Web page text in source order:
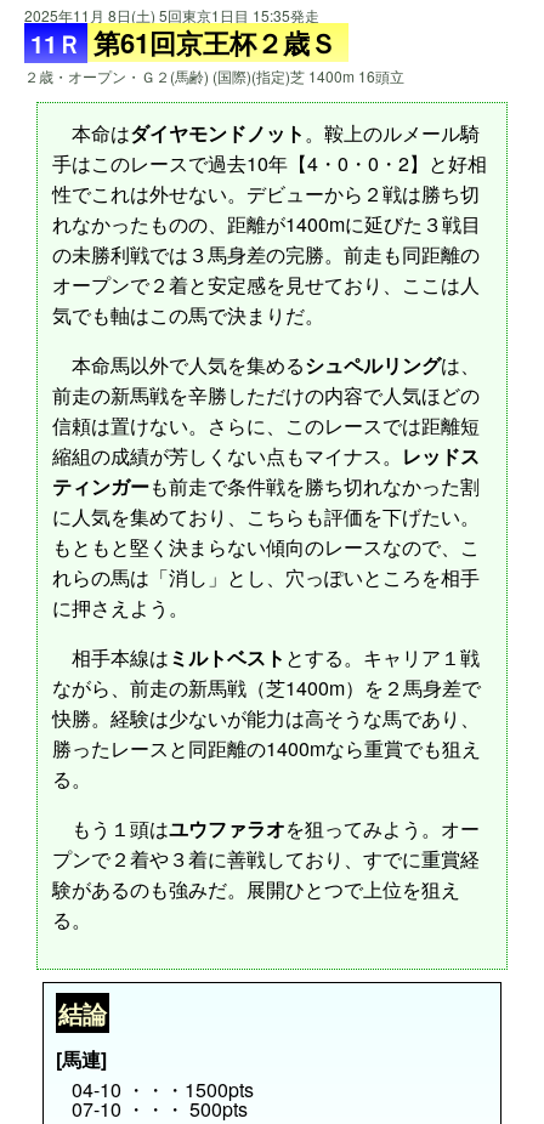
2025年11月 8日(土) 5回東京1日目 15:35発走
11Ｒ 第61回京王杯２歳Ｓ
２歳・オープン・Ｇ２(馬齢) (国際)(指定)芝 1400m 16頭立
本命はダイヤモンドノット。鞍上のルメール騎
手はこのレースで過去10年【4・0・0・2】と好相
性でこれは外せない。デビューから２戦は勝ち切
れなかったものの、距離が1400mに延びた３戦目
の未勝利戦では３馬身差の完勝。前走も同距離の
オープンで２着と安定感を見せており、ここは人
気でも軸はこの馬で決まりだ。
本命馬以外で人気を集めるシュペルリングは、
前走の新馬戦を辛勝しただけの内容で人気ほどの
信頼は置けない。さらに、このレースでは距離短
縮組の成績が芳しくない点もマイナス。 レッドス
ティンガーも前走で条件戦を勝ち切れなかった割
に人気を集めており、こちらも評価を下げたい。
もともと堅く決まらない傾向のレースなので、こ
れらの馬は「消し」とし、穴っぽいところを相手
に押さえよう。
相手本線はミルトベスト とする。キャリア１戦
ながら、前走の新馬戦（芝1400m）を２馬身差で
快勝。経験は少ないが能力は高そうな馬であり、
勝ったレースと同距離の1400mなら重賞でも狙え
る。
もう１頭はユウファラオを狙ってみよう。オー
プンで２着や３着に善戦しており、すでに重賞経
験があるのも強みだ。展開ひとつで上位を狙え
る。
結論
[馬連]
04-10 ・・・1500pts
07-10 ・・・ 500pts